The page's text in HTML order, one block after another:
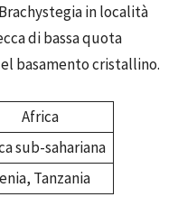
in località
di bassa quota
basamento cristallino.
Africa
sub-sahariana
Tanzania